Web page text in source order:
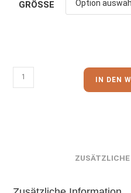
GRÖSSE
IN DEN